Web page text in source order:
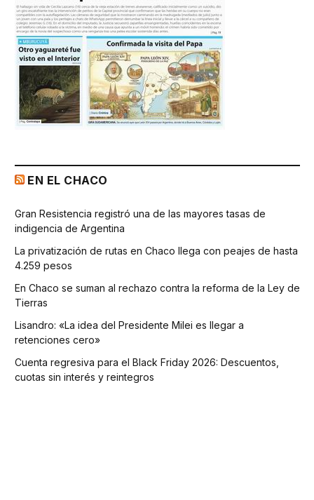
EN EL CHACO
Gran Resistencia registró una de las mayores tasas de
indigencia de Argentina
La privatización de rutas en Chaco llega con peajes de hasta
4.259 pesos
En Chaco se suman al rechazo contra la reforma de la Ley de
Tierras
Lisandro: «La idea del Presidente Milei es llegar a
retenciones cero»
Cuenta regresiva para el Black Friday 2026: Descuentos,
cuotas sin interés y reintegros